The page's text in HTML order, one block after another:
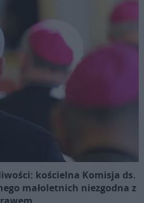
kościelna Komisja ds.
małoletnich niezgodna z